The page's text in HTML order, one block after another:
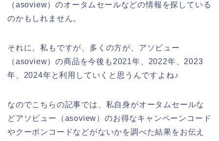
（asoview）のオータムセールなどの情報を探している
のかもしれません。
それに、私もですが、多くの方が、アソビュー
（asoview）の商品を今後も2021年、2022年、2023
年、2024年と利用していくと思うんですよね♪
なのでこちらの記事では、私自身がオータムセールな
どアソビュー（asoview）のお得なキャンペーンコード
やクーポンコードなどがないかを調べた結果をお伝え